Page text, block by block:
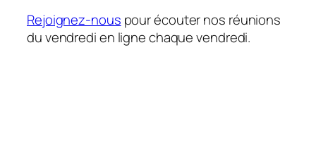
Rejoignez-nous pour écouter nos réunions
du vendredi en ligne chaque vendredi.